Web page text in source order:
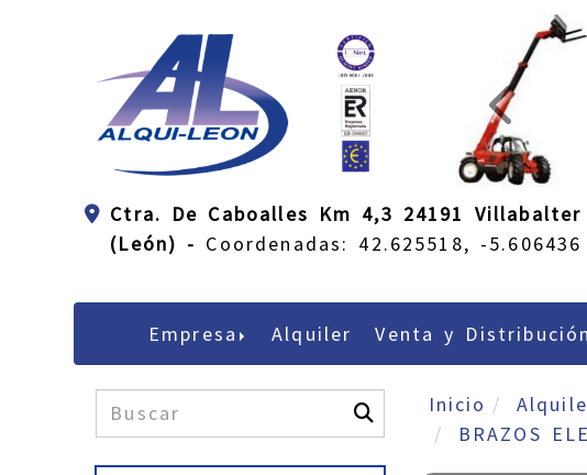
prev
Ctra. De Caboalles Km 4,3 24191 Villabalter
(León) - Coordenadas: 42.625518, -5.606436
Empresa Alquiler Venta y Distribución
Inicio
BRAZOS